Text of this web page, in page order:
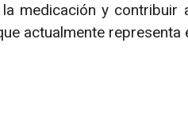
medicación y contribuir
actualmente representa